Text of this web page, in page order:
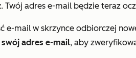
. Twój adres e-mail będzie teraz
e-mail w skrzynce odbiorczej
adres e-mail, aby